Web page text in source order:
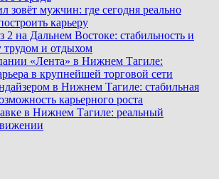
зовёт мужчин: где сегодня реально
карьеру
2 на Дальнем Востоке: стабильность и
трудом и отдыхом
«Лента» в Нижнем Тагиле:
в крупнейшей торговой сети
в Нижнем Тагиле: стабильная
карьерного роста
в Нижнем Тагиле: реальный